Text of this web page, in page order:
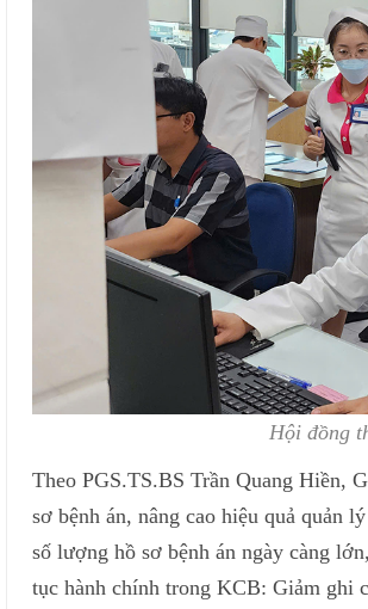
Hội đồng
Theo PGS.TS.BS Trần Quang Hiền,
sơ bệnh án, nâng cao hiệu quả quản
số lượng hồ sơ bệnh án ngày càng
tục hành chính trong KCB: Giảm ghi